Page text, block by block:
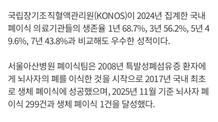
국립장기조직혈액관리원(KONOS)이 2024년 집계한 국내
폐이식 의료기관들의 생존율 1년 68.7%, 3년 56.2%, 5년 4
9.6%, 7년 43.8%과 비교해도 우수한 성적이다.
서울아산병원 폐이식팀은 2008년 특발성폐섬유증 환자에
게 뇌사자의 폐를 이식한 것을 시작으로 2017년 국내 최초
로 생체 폐이식에 성공했으며, 2025년 11월 기준 뇌사자 폐
이식 299건과 생체 폐이식 1건을 달성했다.